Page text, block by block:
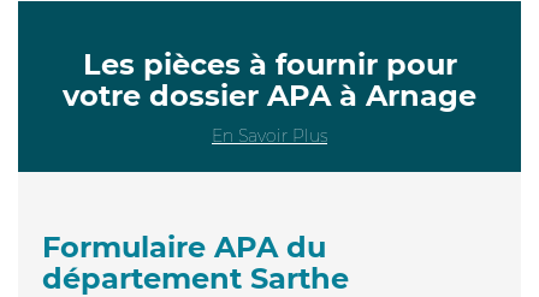
Les pièces à fournir pour
votre dossier APA à Arnage
En Savoir Plus
Formulaire APA du
département Sarthe